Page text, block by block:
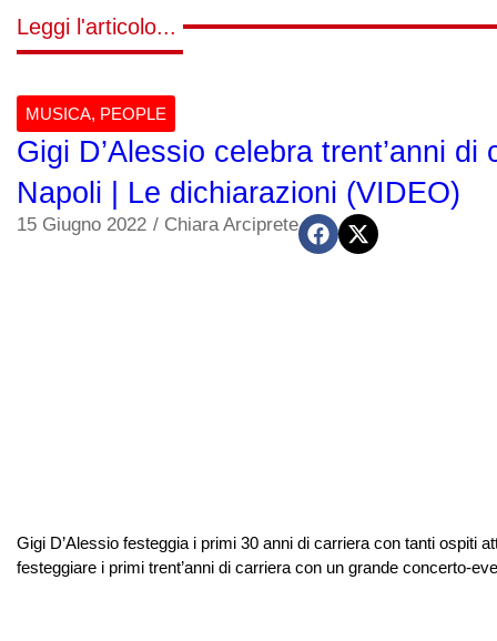
Leggi l'articolo...
MUSICA, PEOPLE
Gigi D’Alessio celebra trent’anni
Napoli | Le dichiarazioni (VIDEO)
15 Giugno 2022 / Chiara Arciprete
Gigi D’Alessio festeggia i primi 30 anni di carriera con tanti ospiti
festeggiare i primi trent’anni di carriera con un grande concerto-